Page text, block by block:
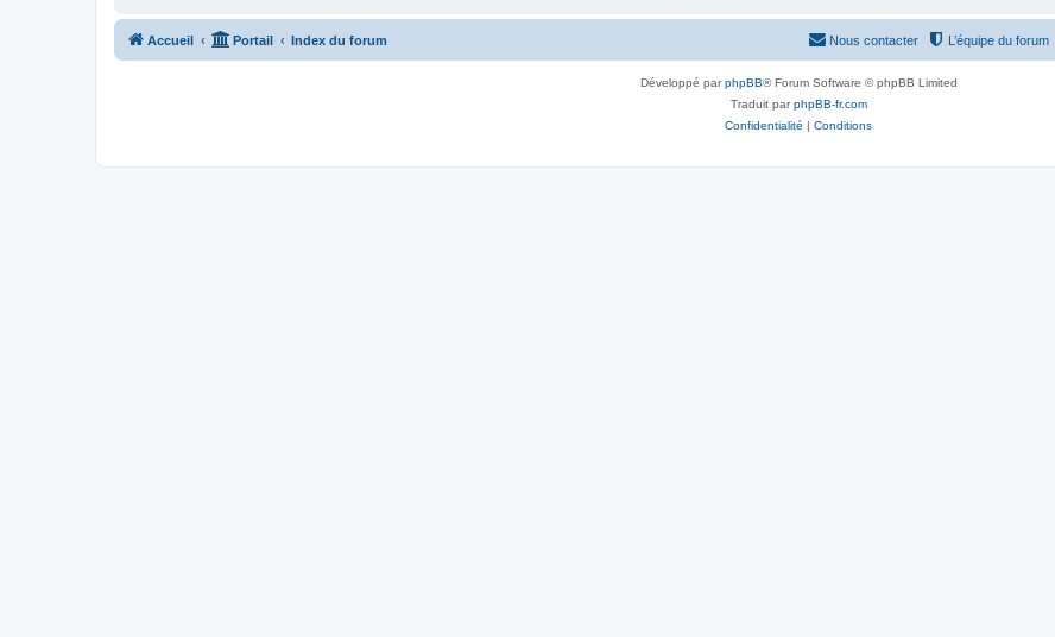
Accueil Portail Index du forum L’équipe du forum
Nous contacter
Développé parphpBB® Forum Software © phpBB Limited
Traduit parphpBB-fr.com
Confidentialité | Conditions